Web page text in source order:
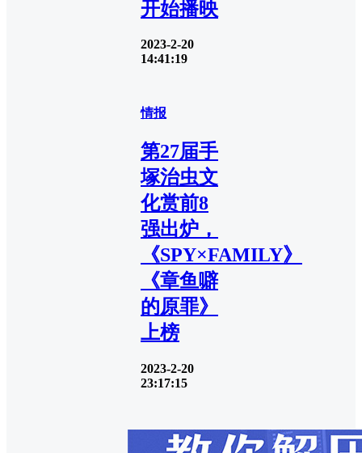
开始播映
2023-2-20
14:41:19
情报
第27届手
塚治虫文
化赏前8
强出炉，
《SPY×FAMILY》
《章鱼噼
的原罪》
上榜
2023-2-20
23:17:15